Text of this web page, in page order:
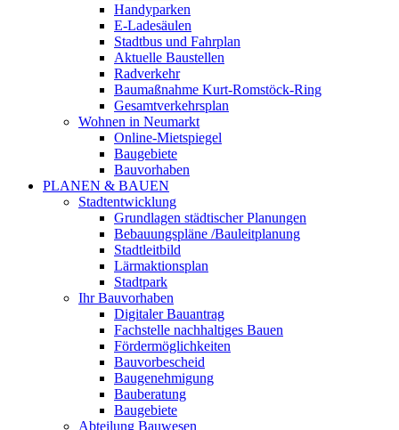
Handyparken
E-Ladesäulen
Stadtbus und Fahrplan
Aktuelle Baustellen
Radverkehr
Baumaßnahme Kurt-Romstöck-Ring
Gesamtverkehrsplan
Wohnen in Neumarkt
Online-Mietspiegel
Baugebiete
Bauvorhaben
PLANEN & BAUEN
Stadtentwicklung
Grundlagen städtischer Planungen
Bebauungspläne /Bauleitplanung
Stadtleitbild
Lärmaktionsplan
Stadtpark
Ihr Bauvorhaben
Digitaler Bauantrag
Fachstelle nachhaltiges Bauen
Fördermöglichkeiten
Bauvorbescheid
Baugenehmigung
Bauberatung
Baugebiete
Abteilung Bauwesen